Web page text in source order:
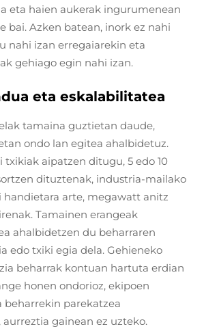
eta haien aukerak ingurumenean
bai. Azken batean, inork ez nahi
nahi izan erregaiarekin eta
gehiago egin nahi izan.
eta eskalabilitatea
tamaina guztietan daude,
ondo lan egitea ahalbidetuz.
txikiak aipatzen ditugu, 5 edo 10
dituztenak, industria-mailako
handietara arte, megawatt anitz
Tamainen erangeak
ahalbidetzen du beharraren
edo txiki egia dela. Gehieneko
beharrak kontuan hartuta erdian
honen ondorioz, ekipoen
beharrekin parekatzea
gainean ez uzteko.